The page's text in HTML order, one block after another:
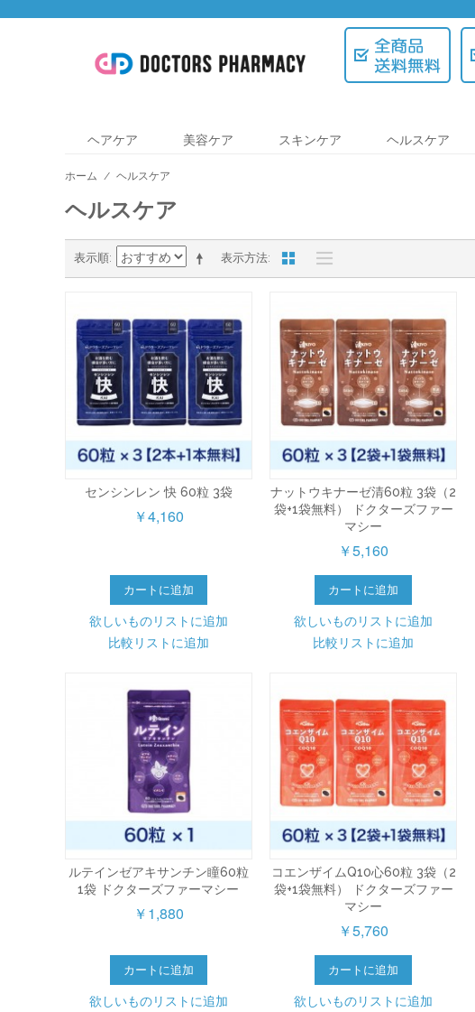
ヘアケア 美容ケア スキンケア ヘルスケア
ホーム / ヘルスケア
ヘルスケア
表示方法
表示順
センシンレン 快 60粒 3袋
￥4,160
カートに追加
欲しいものリストに追加
比較リストに追加
ナットウキナーゼ清60粒 3袋（2
袋+1袋無料） ドクターズファー
マシー
￥5,160
カートに追加
欲しいものリストに追加
比較リストに追加
ルテインゼアキサンチン瞳60粒
1袋 ドクターズファーマシー
￥1,880
カートに追加
欲しいものリストに追加
コエンザイムQ10心60粒 3袋（2
袋+1袋無料） ドクターズファー
マシー
￥5,760
カートに追加
欲しいものリストに追加